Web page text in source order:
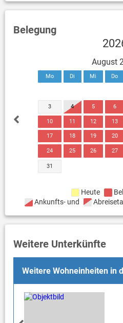
Belegung
August
Mo Di Mi Do
3 4 5 6
10 11 12 13
17 18 19 20
24 25 26 27
31
Heute
Ankunfts- und
Weitere Unterkünfte
Weitere Wohneinheiten in